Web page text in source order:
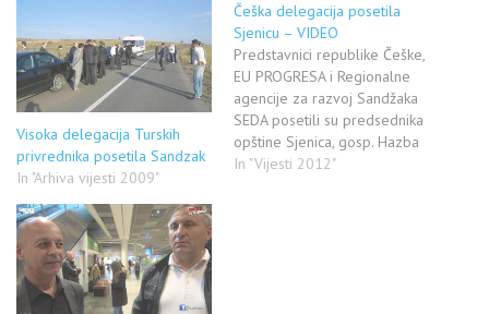
Visoka delegacija Turskih
privrednika posetila Sandzak
In "Arhiva vijesti 2009"
Češka delegacija posetila
Sjenicu – VIDEO
Predstavnici republike Češke,
EU PROGRESA i Regionalne
agencije za razvoj Sandžaka
SEDA posetili su predsednika
opštine Sjenica, gosp. Hazba
Mujovića. Razgovarali su o
In "Vijesti 2012"